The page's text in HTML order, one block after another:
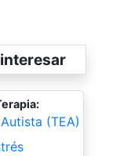
(TEA)